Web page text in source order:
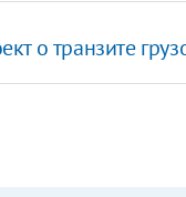
о транзите